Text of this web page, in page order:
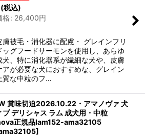
(税込)
格: 26,400円
膚被毛・消化器に配慮・ グレインフリ
ッグフードサーモンを使用し、あらゆ
犬、特に消化器系が繊細な犬や、皮膚
アが必要な犬におすすめな、グレイン
質な中粒のフ…
賞味切迫2026.10.22・アマノヴァ 犬
ブ デリシャス ラム 成犬用・中粒
正規品lam152-ama32105
]